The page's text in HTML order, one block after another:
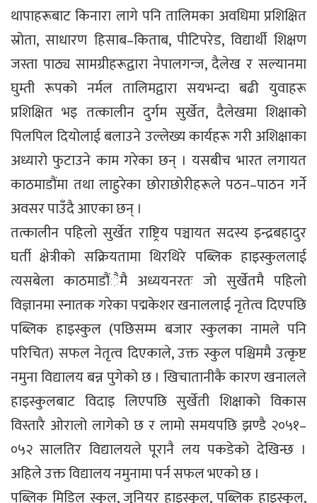
थापाहरूबाट किनारा लागे पनि तालिमका अवधिमा प्रशिक्षित
स्रोता, साधारण हिसाब–किताब, पीटिपरेड, विद्यार्थी शिक्षण
जस्ता पाठ्य सामग्रीहरूद्वारा नेपालगन्ज, दैलेख र सल्यानमा
घुम्ती रूपको नर्मल तालिमद्वारा सयभन्दा बढी युवाहरू
प्रशिक्षित भइ तत्कालीन दुर्गम सुर्खेत, दैलेखमा शिक्षाको
पिलपिल दियोलाई बलाउने उल्लेख्य कार्यहरू गरी अशिक्षाका
अध्यारो फुटाउने काम गरेका छन् । यसबीच भारत लगायत
काठमाडौंमा तथा लाहुरेका छोराछोरीहरूले पठन–पाठन गर्ने
अवसर पाउँदै आएका छन् ।
तत्कालीन पहिलो सुर्खेत राष्ट्रिय पञ्चायत सदस्य इन्द्रबहादुर
घर्ती क्षेत्रीको सक्रियतामा थिरथिरे पब्लिक हाइस्कुललाई
त्यसबेला काठमाडौंैमै अध्ययनरतः जो सुर्खेतमै पहिलो
विज्ञानमा स्नातक गरेका पद्मकेशर खनाललाई नृतेत्व दिएपछि
पब्लिक हाइस्कुल (पछिसम्म बजार स्कुलका नामले पनि
परिचित) सफल नेतृत्व दिएकाले, उक्त स्कुल पश्चिममै उत्कृष्ट
नमुना विद्यालय बन्न पुगेको छ । खिचातानीकै कारण खनालले
हाइस्कुलबाट विदाइ लिएपछि सुर्खेती शिक्षाको विकास
विस्तारै ओरालो लागेको छ र लामो समयपछि झण्डै २०५१–
०५२ सालतिर विद्यालयले पूरानै लय पकडेको देखिन्छ ।
अहिले उक्त विद्यालय नमुनामा पर्न सफल भएको छ ।
पब्लिक मिडिल स्कुल, जुनियर हाइस्कुल, पब्लिक हाइस्कुल,